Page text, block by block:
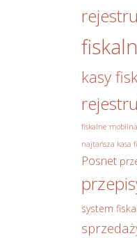
kasy
fiskalne
najtańsza kasa
Posnet
system